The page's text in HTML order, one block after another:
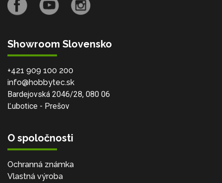
Showroom Slovensko
+421 909 100 200
info@hobbytec.sk
Bardejovská 2046/28, 080 06
Ľubotice - Prešov
O spoločnosti
Ochranná známka
Vlastná výroba